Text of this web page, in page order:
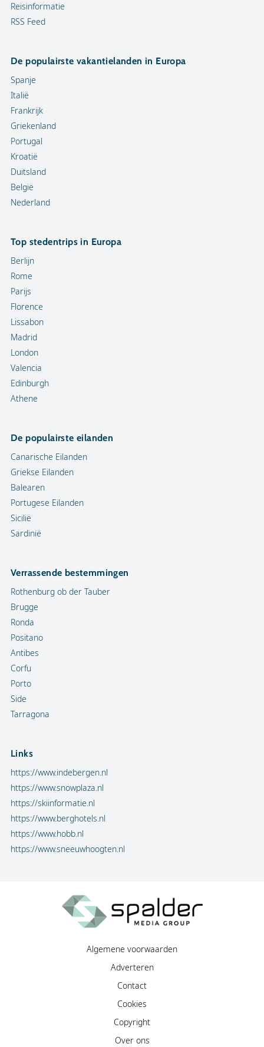
Reisinformatie
RSS Feed
De populairste vakantielanden in Europa
Spanje
Italië
Frankrijk
Griekenland
Portugal
Kroatië
Duitsland
België
Nederland
Top stedentrips in Europa
Berlijn
Rome
Parijs
Florence
Lissabon
Madrid
London
Valencia
Edinburgh
Athene
De populairste eilanden
Canarische Eilanden
Griekse Eilanden
Balearen
Portugese Eilanden
Sicilië
Sardinië
Verrassende bestemmingen
Rothenburg ob der Tauber
Brugge
Ronda
Positano
Antibes
Corfu
Porto
Side
Tarragona
Links
https://www.indebergen.nl
https://www.snowplaza.nl
https://skiinformatie.nl
https://www.berghotels.nl
https://www.hobb.nl
https://www.sneeuwhoogten.nl
Algemene voorwaarden
Adverteren
Contact
Cookies
Copyright
Over ons